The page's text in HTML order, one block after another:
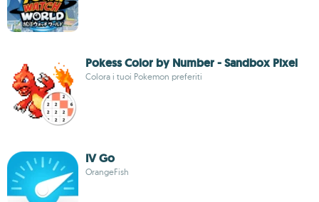
Pokess Color by Number - Sandbox Pixel
Colora i tuoi Pokemon preferiti
IV Go
OrangeFish